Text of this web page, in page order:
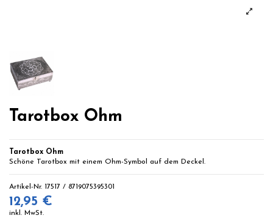
Tarotbox Ohm
Tarotbox Ohm
Schöne Tarotbox mit einem Ohm-Symbol auf dem Deckel.
Artikel-Nr. 17517 / 8719075395301
12,95 €
inkl. MwSt.